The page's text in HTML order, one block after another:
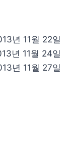
년 11월 22일
년 11월 24일
년 11월 27일